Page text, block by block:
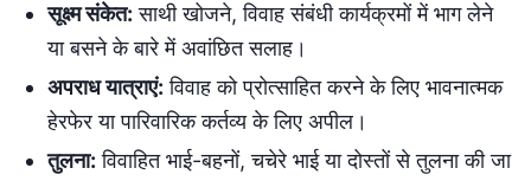
सूक्ष्म संकेत: साथी खोजने, विवाह संबंधी कार्यक्रमों में भाग लेने
या बसने के बारे में अवांछित सलाह।
अपराध यात्राएं: विवाह को प्रोत्साहित करने के लिए भावनात्मक
हेरफेर या पारिवारिक कर्तव्य के लिए अपील।
तुलना: विवाहित भाई-बहनों, चचेरे भाई या दोस्तों से तुलना की जा